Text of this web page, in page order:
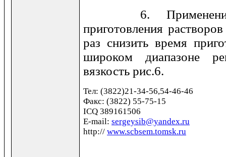
6. Применение
приготовления
раз снизить время
широком диапазоне
вязкость рис.6.
Тел: (3822)21-34-56,54-46-46
Факс: (3822) 55-75-15
ICQ 389161506
E-mail: sergeysib@yandex.ru
http:// www.scbsem.tomsk.ru